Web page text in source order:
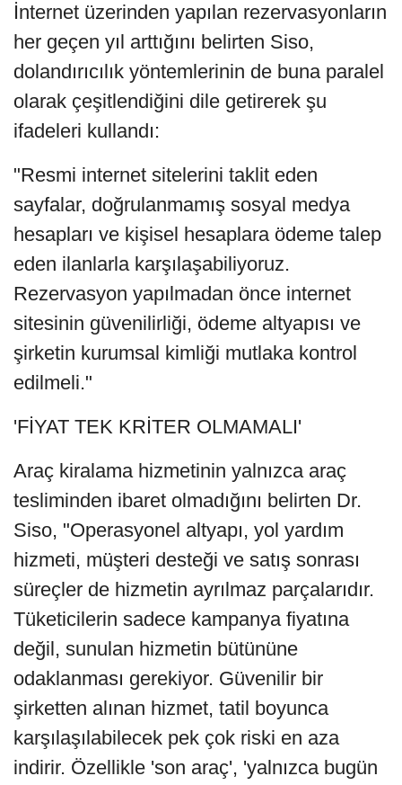
İnternet üzerinden yapılan rezervasyonların
her geçen yıl arttığını belirten Siso,
dolandırıcılık yöntemlerinin de buna paralel
olarak çeşitlendiğini dile getirerek şu
ifadeleri kullandı:
"Resmi internet sitelerini taklit eden
sayfalar, doğrulanmamış sosyal medya
hesapları ve kişisel hesaplara ödeme talep
eden ilanlarla karşılaşabiliyoruz.
Rezervasyon yapılmadan önce internet
sitesinin güvenilirliği, ödeme altyapısı ve
şirketin kurumsal kimliği mutlaka kontrol
edilmeli."
'FİYAT TEK KRİTER OLMAMALI'
Araç kiralama hizmetinin yalnızca araç
tesliminden ibaret olmadığını belirten Dr.
Siso, "Operasyonel altyapı, yol yardım
hizmeti, müşteri desteği ve satış sonrası
süreçler de hizmetin ayrılmaz parçalarıdır.
Tüketicilerin sadece kampanya fiyatına
değil, sunulan hizmetin bütününe
odaklanması gerekiyor. Güvenilir bir
şirketten alınan hizmet, tatil boyunca
karşılaşılabilecek pek çok riski en aza
indirir. Özellikle 'son araç', 'yalnızca bugün